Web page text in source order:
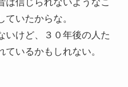
いたからな。
いけど、３０年後の人た
いるかもしれない。